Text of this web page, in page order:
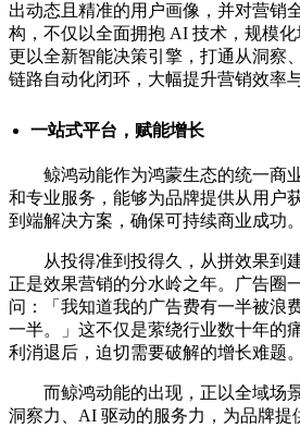
出动态且精准的用户画像，并对营销
构，不仅以全面拥抱 AI 技术，规模化
更以全新智能决策引擎，打通从洞察
链路自动化闭环，大幅提升营销效率
一站式平台，赋能增长
鲸鸿动能作为鸿蒙生态的统一商
和专业服务，能够为品牌提供从用户
到端解决方案，确保可持续商业成功。
从投得准到投得久，从拼效果到
正是效果营销的分水岭之年。广告圈
问：「我知道我的广告费有一半被浪
一半。」这不仅是萦绕行业数十年的
利消退后，迫切需要破解的增长难题。
而鲸鸿动能的出现，正以全域场
洞察力、AI 驱动的服务力，为品牌提